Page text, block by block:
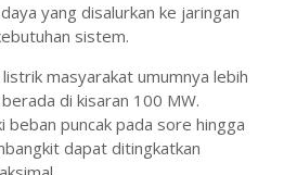
yang disalurkan ke jaringan
sistem.
masyarakat umumnya lebih
di kisaran 100 MW.
beban puncak pada sore hingga
dapat ditingkatkan